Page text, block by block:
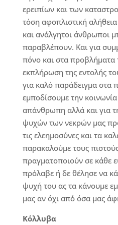
ερειπίων και των
τόση αφοπλιστική
και ανάλγητοι άνθρωποι
παραβλέπουν. Και για
πόνο και στα προβλήματα
εκπλήρωση της εντολής
για καλό παράδειγμα στα
εμποδίσουμε την
απάνθρωπη αλλά και για
ψυχών των νεκρών μας
τις ελεημοσύνες και τα
παρακαλούμε τους
πραγματοποιούν σε κάθε
πρόλαβε ή δε θέλησε να
ψυχή του ας τα κάνουμε
μας αν όχι από όσα μας
Κόλλυβα